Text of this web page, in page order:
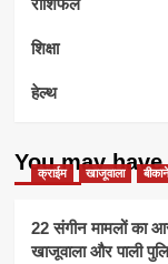
शिक्षा
हेल्थ
You may
क्राईम खाजूवाला
22 संगीन मामलों का
खाजूवाला और पाली